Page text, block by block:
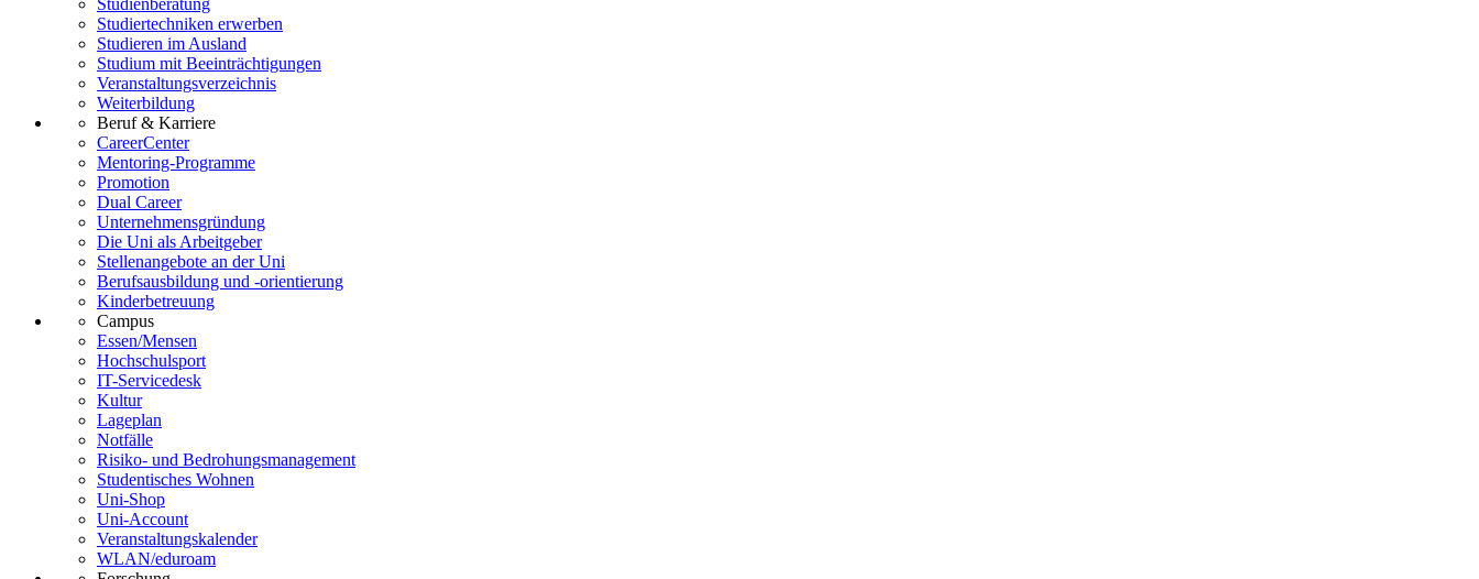
Studiertechniken erwerben
Studieren im Ausland
Studium mit Beeinträchtigungen
Veranstaltungsverzeichnis
Weiterbildung
Beruf & Karriere
CareerCenter
Mentoring-Programme
Promotion
Dual Career
Unternehmensgründung
Die Uni als Arbeitgeber
Stellenangebote an der Uni
Berufsausbildung und -orientierung
Kinderbetreuung
Campus
Essen/Mensen
Hochschulsport
IT-Servicedesk
Kultur
Lageplan
Notfälle
Risiko- und Bedrohungsmanagement
Studentisches Wohnen
Uni-Shop
Uni-Account
Veranstaltungskalender
WLAN/eduroam